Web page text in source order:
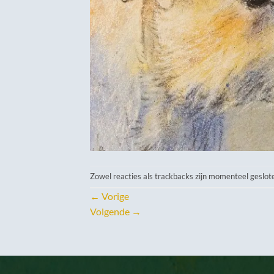
Zowel reacties als trackbacks zijn momenteel
← Vorige
Volgende →